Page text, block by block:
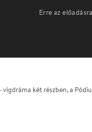
Erre az
két részben, a